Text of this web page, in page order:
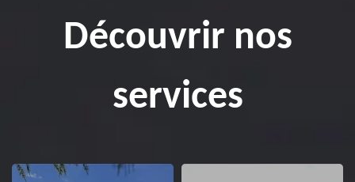
Découvrir nos
services